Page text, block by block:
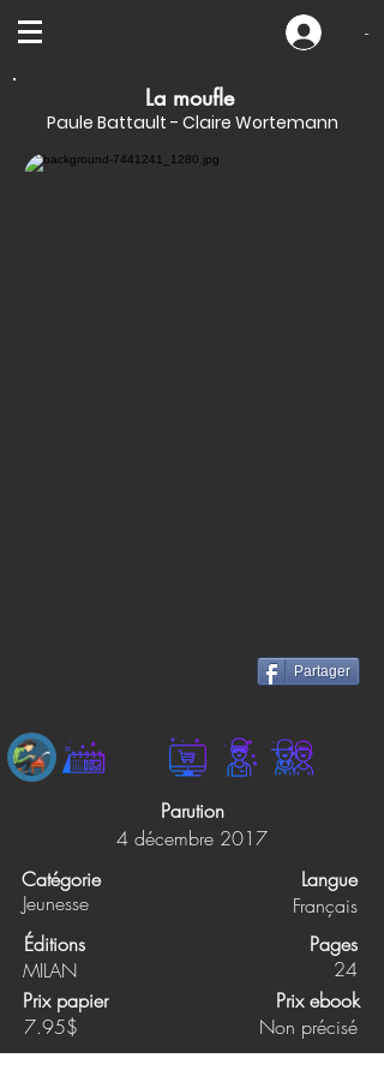
-
La moufle
Paule Battault - Claire Wortemann
Partager
Parution
4 décembre 2017
Catégorie
Jeunesse
Langue
Français
Éditions
MILAN
Pages
24
Prix papier
Prix ebook
7.95$
Non précisé